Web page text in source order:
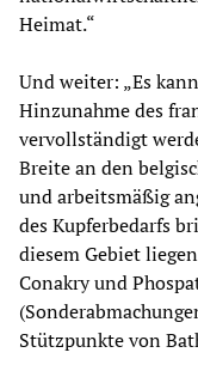
Heimat.“
Und weiter: „Es
Hinzunahme des
vervollständigt
Breite an den
und arbeitsmäßig
des Kupferbedarfs
diesem Gebiet
Conakry und
Stützpunkte von